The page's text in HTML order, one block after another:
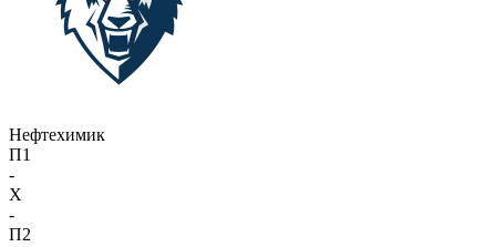
Нефтехимик
П1
-
X
-
П2